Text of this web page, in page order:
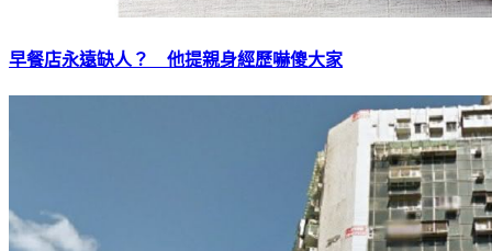
早餐店永遠缺人？ 他提親身經歷嚇傻大家